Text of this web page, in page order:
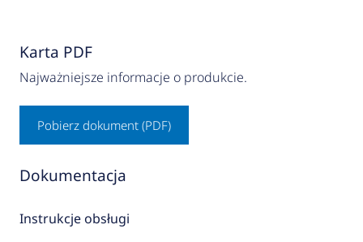
Karta PDF
Najważniejsze informacje o produkcie.
Pobierz dokument (PDF)
Dokumentacja
Instrukcje obsługi